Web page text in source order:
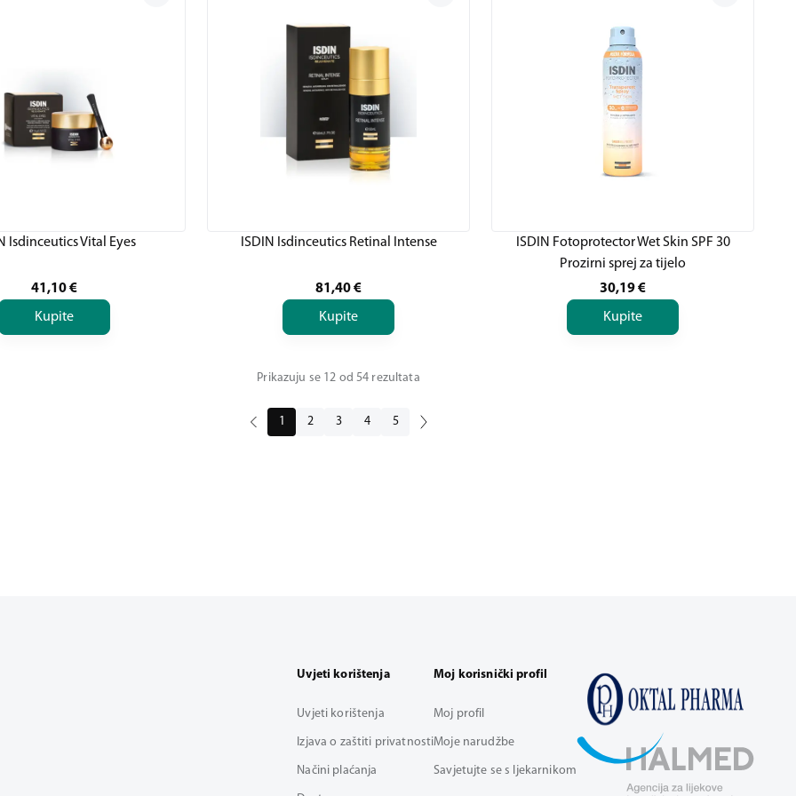
Isdinceutics Vital Eyes
41,10€
Kupite
ISDIN Isdinceutics Retinal Intense
81,40€
Kupite
ISDIN Fotoprotector Wet Skin SPF 30
Prozirni sprej za tijelo
30,19€
Kupite
Prikazuju se 12 od 54 rezultata
1 2 3 4 5
Uvjeti korištenja
Uvjeti korištenja
Izjava o zaštiti privatnosti
Načini plaćanja
Moj korisnički profil
Moj profil
Moje narudžbe
Savjetujte se s ljekarnikom